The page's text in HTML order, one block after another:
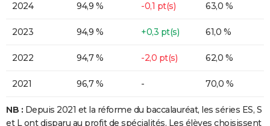
2024 94,9 % -0,1 pt(s) 63,0 %
2023 94,9 % +0,3 pt(s) 61,0 %
2022 94,7 % -2,0 pt(s) 62,0 %
2021 96,7 % - 70,0 %
NB : Depuis 2021 et la réforme du baccalauréat, les séries ES, S
et L ont disparu au profit de spécialités. Les élèves choisissent